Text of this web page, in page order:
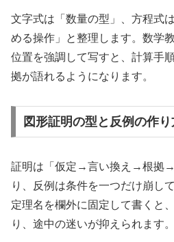
文字式は「数量の型」、方程式
める操作」と整理します。数学
位置を強調して写すと、計算手
拠が語れるようになります。
図形証明の型と反例の作り
証明は「仮定→言い換え→根拠→
り、反例は条件を一つだけ崩し
定理名を欄外に固定して書くと
り、途中の迷いが抑えられます。